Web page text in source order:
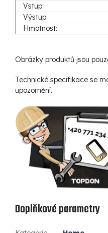
Vstup:
Výstup:
Hmotnost:
Obrázky produktů jsou
Technické specifikace se
upozornění.
Doplňkové parametry